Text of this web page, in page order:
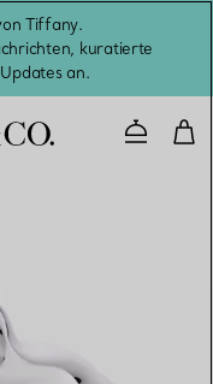
Tiffany.
kuratierte
an.